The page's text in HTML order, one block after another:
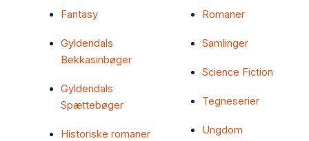
Fantasy
Gyldendals
Bekkasinbøger
Gyldendals
Spættebøger
Historiske romaner
Romaner
Samlinger
Science Fiction
Tegneserier
Ungdom